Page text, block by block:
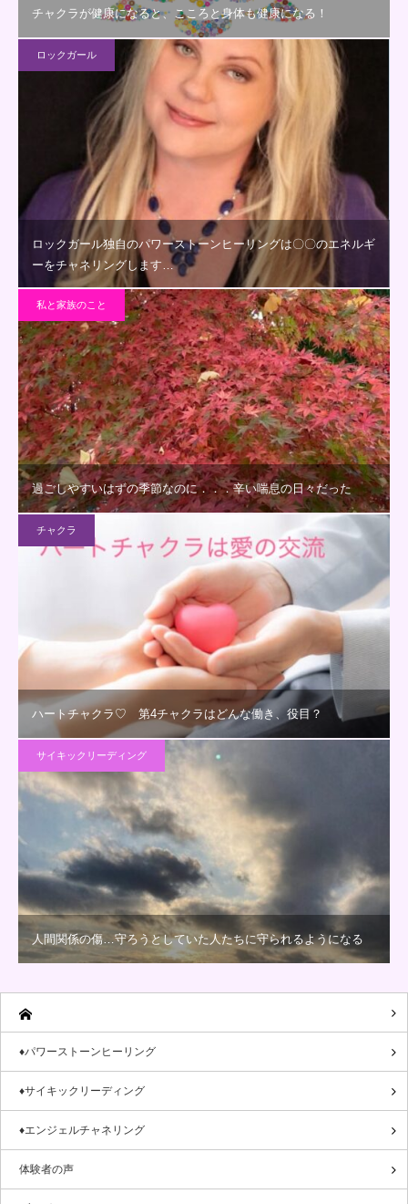
チャクラが健康になると、こころと身体も健康になる！
ロックガール
ロックガール独自のパワーストーンヒーリングは〇〇のエネルギ
ーをチャネリングします…
私と家族のこと
過ごしやすいはずの季節なのに．．．辛い喘息の日々だった
チャクラ
ハートチャクラ♡ 第4チャクラはどんな働き、役目？
サイキックリーディング
人間関係の傷…守ろうとしていた人たちに守られるようになる
♦パワーストーンヒーリング
♦サイキックリーディング
♦エンジェルチャネリング
体験者の声